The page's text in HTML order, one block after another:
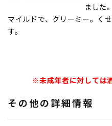
ました。
マイルドで、クリーミー。く
す。
※未成年者に対しては
その他の詳細情報